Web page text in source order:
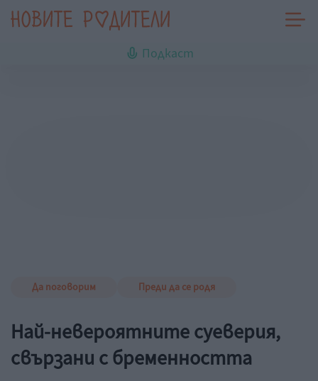
Подкаст
Да поговорим Преди да се родя
Най-невероятните суеверия,
свързани с бременността